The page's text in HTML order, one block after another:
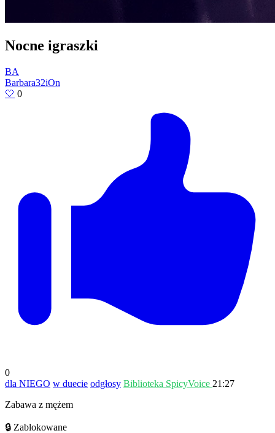
Nocne igraszki
BA
Barbara32iOn
🤍 0
0
dla NIEGO w duecie odgłosy Biblioteka SpicyVoice 21:27
Zabawa z mężem
🔒 Zablokowane